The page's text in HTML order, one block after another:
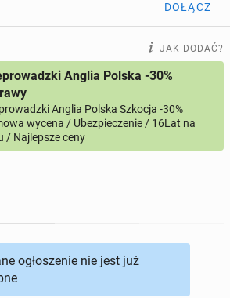
ogłoszenia online
303 profile online
166ogłoszeń online
DOŁĄCZ
JAK DODAĆ?
Anglia Polska -30%
Anglia Polska Szkocja -30%
wycena / Ubezpieczenie / 16Lat na
/ Najlepsze ceny
ogłoszenie nie jest już